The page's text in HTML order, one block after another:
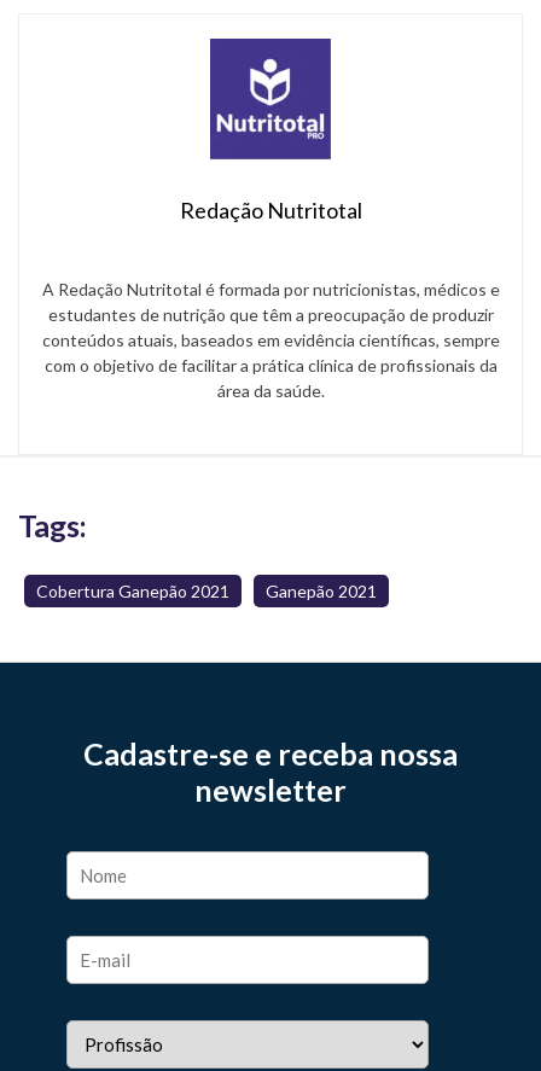
Redação Nutritotal
A Redação Nutritotal é formada por nutricionistas, médicos e
estudantes de nutrição que têm a preocupação de produzir
conteúdos atuais, baseados em evidência científicas, sempre
com o objetivo de facilitar a prática clínica de profissionais da
área da saúde.
Tags:
Cobertura Ganepão 2021 Ganepão 2021
Cadastre-se e receba nossa
newsletter